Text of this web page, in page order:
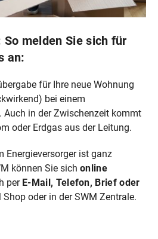
melden Sie sich für
an:
für Ihre neue Wohnung
bei einem
Auch in der Zwischenzeit kommt
oder Erdgas aus der Leitung.
Energieversorger ist ganz
können Sie sich online
per E-Mail, Telefon, Brief oder
Shop oder in der SWM Zentrale.